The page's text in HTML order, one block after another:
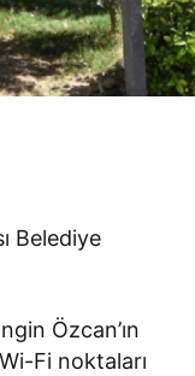
Belediye
Özcan’ın
Fi noktaları